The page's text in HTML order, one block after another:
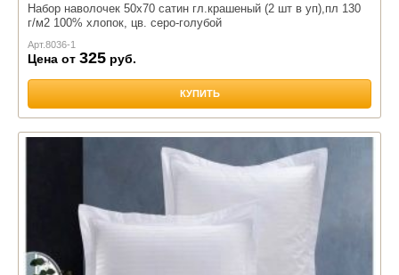
Набор наволочек 50х70 сатин гл.крашеный (2 шт в уп),пл 130
г/м2 100% хлопок, цв. серо-голубой
Арт.8036-1
Цена от 325 руб.
КУПИТЬ